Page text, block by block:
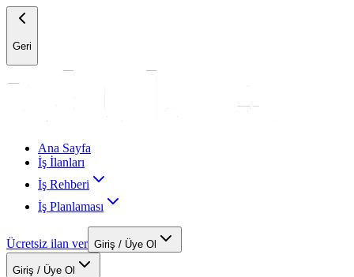
Geri
Ana Sayfa
İş İlanları
İş Rehberi
İş Planlaması
Ücretsiz ilan ver Giriş / Üye Ol
Giriş / Üye Ol